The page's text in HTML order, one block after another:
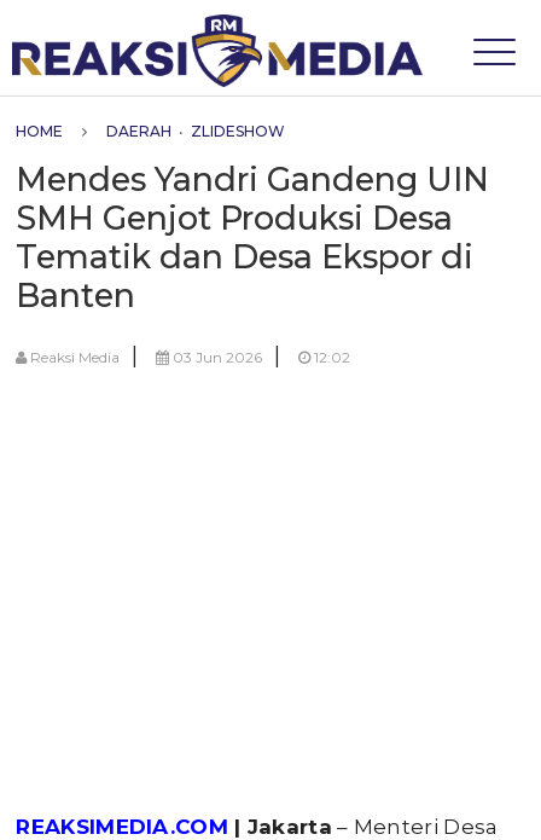
HOME DAERAH • ZLIDESHOW
Mendes Yandri Gandeng UIN
SMH Genjot Produksi Desa
Tematik dan Desa Ekspor di
Banten
Reaksi Media | 03 Jun 2026 | 12:02
REAKSIMEDIA.COM | Jakarta – Menteri Desa